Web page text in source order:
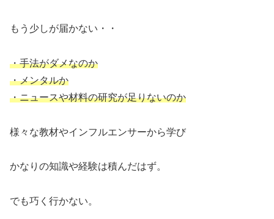
もう少しが届かない・・
・手法がダメなのか
・メンタルか
・ニュースや材料の研究が足りないのか
様々な教材やインフルエンサーから学び
かなりの知識や経験は積んだはず。
でも巧く行かない。